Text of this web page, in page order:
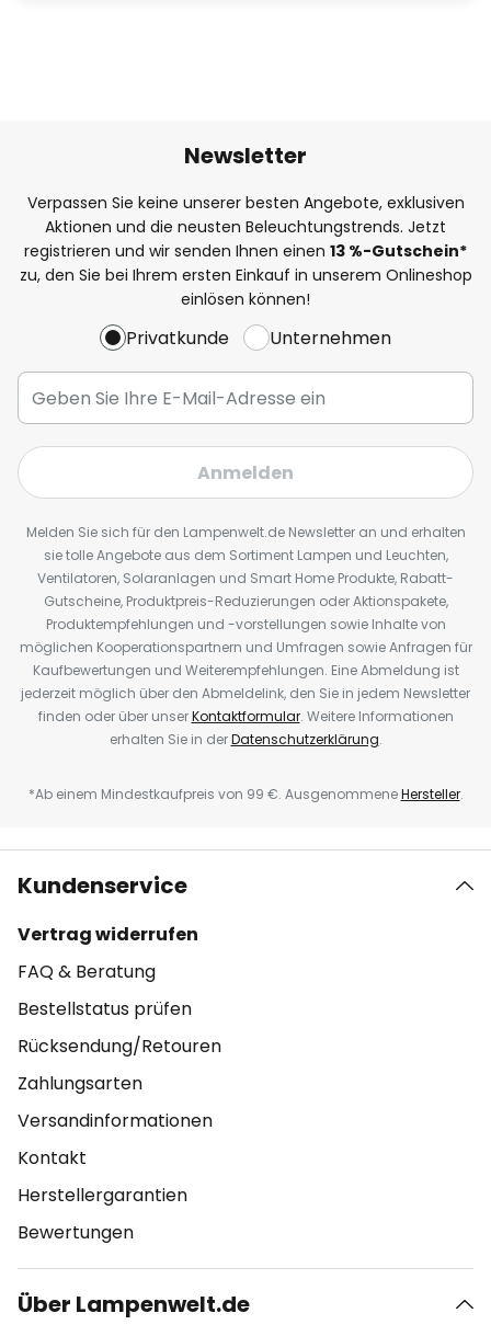
Newsletter
Verpassen Sie keine unserer besten Angebote, exklusiven
Aktionen und die neusten Beleuchtungstrends. Jetzt
registrieren und wir senden Ihnen einen 13 %-Gutschein*
zu, den Sie bei Ihrem ersten Einkauf in unserem Onlineshop
einlösen können!
Privatkunde Unternehmen
Anmelden
Melden Sie sich für den Lampenwelt.de Newsletter an und erhalten
sie tolle Angebote aus dem Sortiment Lampen und Leuchten,
Ventilatoren, Solaranlagen und Smart Home Produkte, Rabatt-
Gutscheine, Produktpreis-Reduzierungen oder Aktionspakete,
Produktempfehlungen und -vorstellungen sowie Inhalte von
möglichen Kooperationspartnern und Umfragen sowie Anfragen für
Kaufbewertungen und Weiterempfehlungen. Eine Abmeldung ist
jederzeit möglich über den Abmeldelink, den Sie in jedem Newsletter
finden oder über unserKontaktformular. Weitere Informationen
erhalten Sie in derDatenschutzerklärung.
*Ab einem Mindestkaufpreis von 99 €. AusgenommeneHersteller.
Kundenservice
Vertrag widerrufen
FAQ & Beratung
Bestellstatus prüfen
Rücksendung/Retouren
Zahlungsarten
Versandinformationen
Kontakt
Herstellergarantien
Bewertungen
Über Lampenwelt.de